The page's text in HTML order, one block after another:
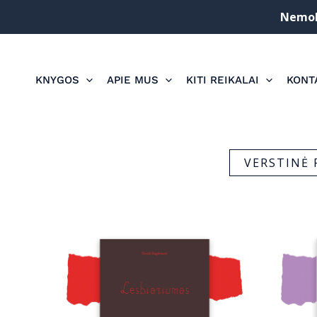
KNYGOS APIE MUS KITI REIKALAI
VERSTINĖ